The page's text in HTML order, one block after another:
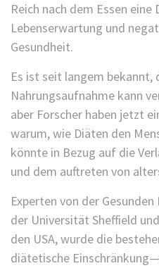
Reich nach dem Essen
Lebenserwartung und
Gesundheit.
Es ist seit langem bekannt,
Nahrungsaufnahme kann
aber Forscher haben jetzt
warum, wie Diäten den
könnte in Bezug auf die
und dem auftreten von
Experten von der
der Universität Sheffield
den USA, wurde die
diätetische